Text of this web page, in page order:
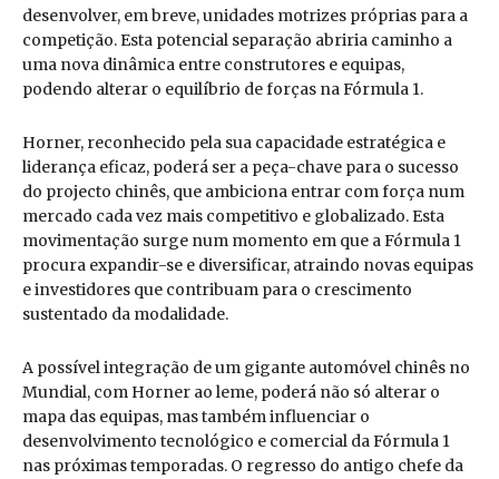
desenvolver, em breve, unidades motrizes próprias para a
competição. Esta potencial separação abriria caminho a
uma nova dinâmica entre construtores e equipas,
podendo alterar o equilíbrio de forças na Fórmula 1.
Horner, reconhecido pela sua capacidade estratégica e
liderança eficaz, poderá ser a peça-chave para o sucesso
do projecto chinês, que ambiciona entrar com força num
mercado cada vez mais competitivo e globalizado. Esta
movimentação surge num momento em que a Fórmula 1
procura expandir-se e diversificar, atraindo novas equipas
e investidores que contribuam para o crescimento
sustentado da modalidade.
A possível integração de um gigante automóvel chinês no
Mundial, com Horner ao leme, poderá não só alterar o
mapa das equipas, mas também influenciar o
desenvolvimento tecnológico e comercial da Fórmula 1
nas próximas temporadas. O regresso do antigo chefe da